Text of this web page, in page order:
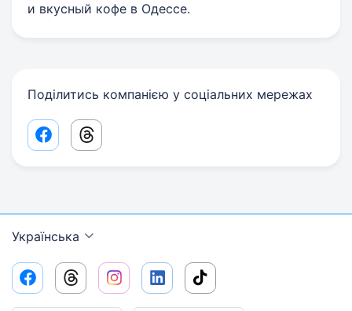
и вкусный кофе в Одессе.
Поділитись компанією у соціальних мережах
Facebook share link
Threads share link
Українська